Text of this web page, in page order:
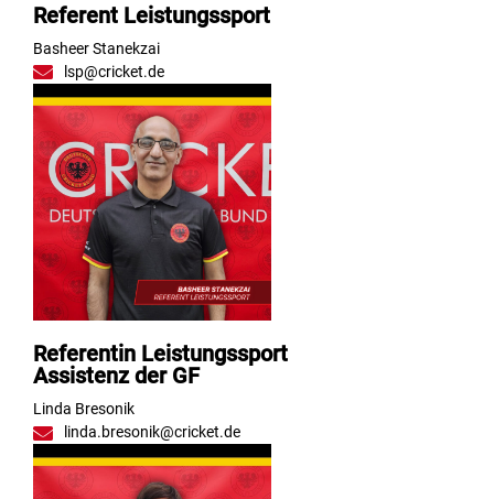
Referent Leistungssport
Basheer Stanekzai
lsp@cricket.de
Referentin Leistungssport
Assistenz der GF
Linda Bresonik
linda.bresonik@cricket.de